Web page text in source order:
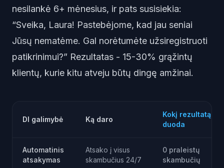
nesilankė 6+ mėnesius, ir pats susisiekia:
“Sveika, Laura! Pastebėjome, kad jau seniai
Jūsų nematėme. Gal norėtumėte užsiregistruoti
patikrinimui?” Rezultatas - 15-30% grąžintų
klientų, kurie kitu atveju būtų dingę amžinai.
DI galimybė Ką daro
Kokį rezultatą
duoda
Automatinis
atsakymas
Atsako į visus
skambučius 24/7
0 praleistų
skambučių